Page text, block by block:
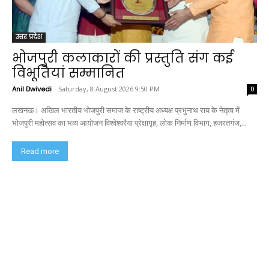
उत्तर प्रदेश
भोजपुरी कलाकारों की प्रस्तुति संग कई
विभूतियां सम्मानित
Anil Dwivedi - Saturday, 8 August 2026 9:50 PM 0
लखनऊ। अखिल भारतीय भोजपुरी समाज के राष्ट्रीय अध्यक्ष प्रभुनाथ राय के नेतृत्व में
भोजपुरी महोत्सव का भव्य आयोजन विश्वेश्वरैया प्रेक्षागृह, लोक निर्माण विभाग, हजरतगंज,...
Read more